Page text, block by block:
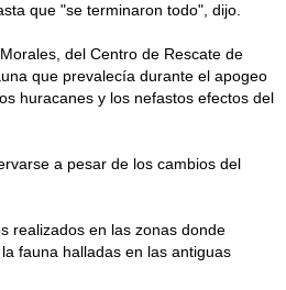
que "se terminaron todo", dijo.
del Centro de Rescate de
que prevalecía durante el apogeo
huracanes y los nefastos efectos del
a pesar de los cambios del
realizados en las zonas donde
fauna halladas en las antiguas